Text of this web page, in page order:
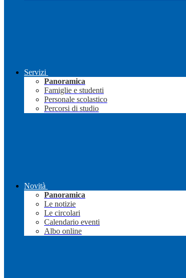
Servizi
Panoramica
Famiglie e studenti
Personale scolastico
Percorsi di studio
Novità
Panoramica
Le notizie
Le circolari
Calendario eventi
Albo online